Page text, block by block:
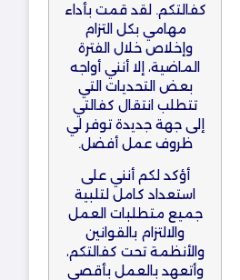
كفالتكم. لقد قمت بأداء
مهامي بكل التزام
وإخلاص خلال الفترة
الماضية، إلا أنني أواجه
بعض التحديات التي
تتطلب انتقال كفالتي
إلى جهة جديدة توفر لي
ظروف عمل أفضل.
أؤكد لكم أنني على
استعداد كامل لتلبية
جميع متطلبات العمل
والالتزام بالقوانين
والأنظمة تحت كفالتكم،
وأتعهد بالعمل بأقصى